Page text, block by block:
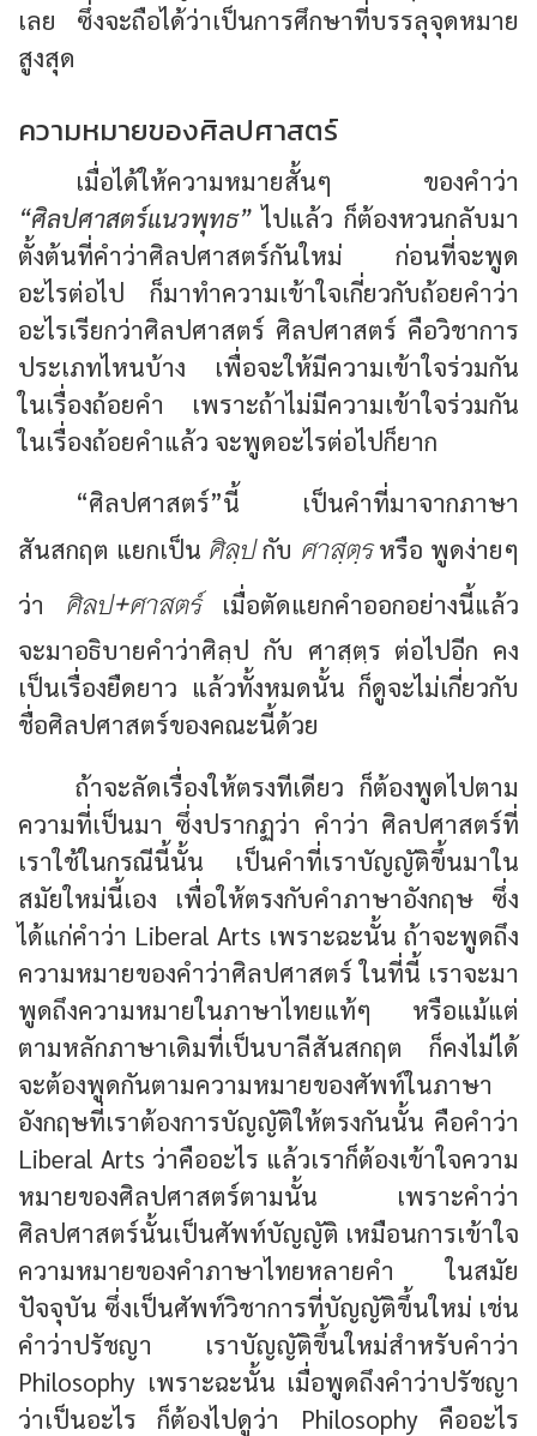
เลย ซึ่งจะถือได้ว่าเป็นการศึกษาที่บรรลุจุดหมาย
สูงสุด
ความหมายของศิลปศาสตร์
เมื่อได้ให้ความหมายสั้นๆ ของคำว่า
“ศิลปศาสตร์แนวพุทธ” ไปแล้ว ก็ต้องหวนกลับมา
ตั้งต้นที่คำว่าศิลปศาสตร์กันใหม่ ก่อนที่จะพูด
อะไรต่อไป ก็มาทำความเข้าใจเกี่ยวกับถ้อยคำว่า
อะไรเรียกว่าศิลปศาสตร์ ศิลปศาสตร์ คือวิชาการ
ประเภทไหนบ้าง เพื่อจะให้มีความเข้าใจร่วมกัน
ในเรื่องถ้อยคำ เพราะถ้าไม่มีความเข้าใจร่วมกัน
ในเรื่องถ้อยคำแล้ว จะพูดอะไรต่อไปก็ยาก
“ศิลปศาสตร์”นี้ เป็นคำที่มาจากภาษา
สันสกฤต แยกเป็น ศิลฺปกับ ศาสฺตฺรหรือ พูดง่ายๆ
ว่า ศิลป+ศาสตร์เมื่อตัดแยกคำออกอย่างนี้แล้ว
จะมาอธิบายคำว่าศิลฺป กับ ศาสฺตฺร ต่อไปอีก คง
เป็นเรื่องยืดยาว แล้วทั้งหมดนั้น ก็ดูจะไม่เกี่ยวกับ
ชื่อศิลปศาสตร์ของคณะนี้ด้วย
ถ้าจะลัดเรื่องให้ตรงทีเดียว ก็ต้องพูดไปตาม
ความที่เป็นมา ซึ่งปรากฏว่า คำว่า ศิลปศาสตร์ที่
เราใช้ในกรณีนี้นั้น เป็นคำที่เราบัญญัติขึ้นมาใน
สมัยใหม่นี้เอง เพื่อให้ตรงกับคำภาษาอังกฤษ ซึ่ง
ได้แก่คำว่า Liberal Arts เพราะฉะนั้น ถ้าจะพูดถึง
ความหมายของคำว่าศิลปศาสตร์ ในที่นี้ เราจะมา
พูดถึงความหมายในภาษาไทยแท้ๆ หรือแม้แต่
ตามหลักภาษาเดิมที่เป็นบาลีสันสกฤต ก็คงไม่ได้
จะต้องพูดกันตามความหมายของศัพท์ในภาษา
อังกฤษที่เราต้องการบัญญัติให้ตรงกันนั้น คือคำว่า
Liberal Arts ว่าคืออะไร แล้วเราก็ต้องเข้าใจความ
หมายของศิลปศาสตร์ตามนั้น เพราะคำว่า
ศิลปศาสตร์นั้นเป็นศัพท์บัญญัติ เหมือนการเข้าใจ
ความหมายของคำภาษาไทยหลายคำ ในสมัย
ปัจจุบัน ซึ่งเป็นศัพท์วิชาการที่บัญญัติขึ้นใหม่ เช่น
คำว่าปรัชญา เราบัญญัติขึ้นใหม่สำหรับคำว่า
Philosophy เพราะฉะนั้น เมื่อพูดถึงคำว่าปรัชญา
ว่าเป็นอะไร ก็ต้องไปดูว่า Philosophy คืออะไร